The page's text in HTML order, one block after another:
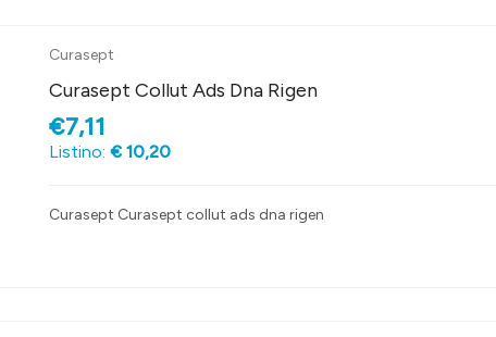
Curasept
Curasept Collut Ads Dna Rigen
€7,11
Listino: € 10,20
Curasept Curasept collut ads dna rigen